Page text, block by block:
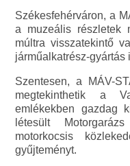
Székesfehérváron, a
a muzeális részletek
múltra visszatekintő
járműalkatrész-gyártás
Szentesen, a MÁV-
megtekinthetik a
emlékekben gazdag
létesült
motorkocsis
gyűjteményt.